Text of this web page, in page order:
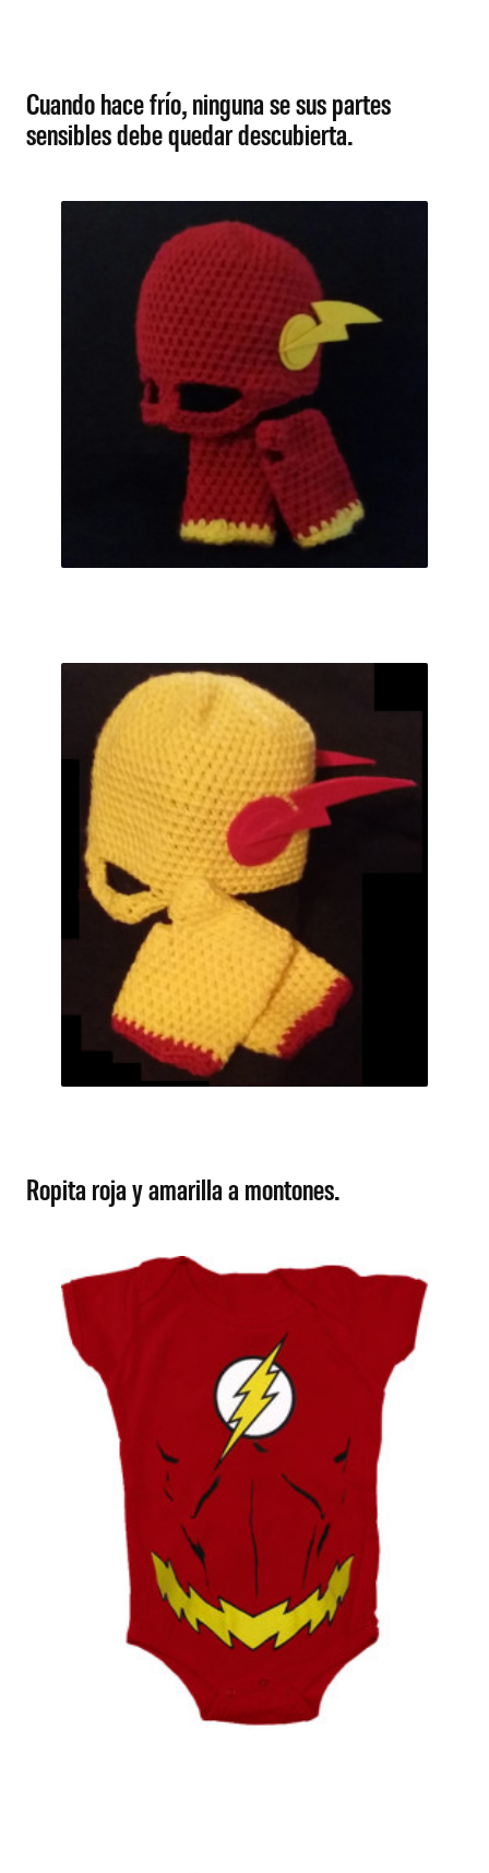
Cuando hace frío, ninguna se sus partes
sensibles debe quedar descubierta.
Ropita roja y amarilla a montones.